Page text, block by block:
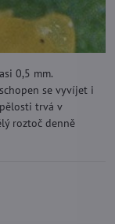
0,5 mm.
se vyvíjet i
trvá v
roztoč denně